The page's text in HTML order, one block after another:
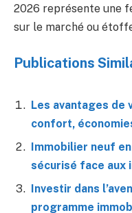
2026 représente une
sur le marché ou
Publications
Les avantages de
confort,
Immobilier neuf
sécurisé face aux
Investir dans
programme